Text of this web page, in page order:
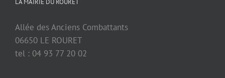
LA MAIRIE DU ROURET
Allée des Anciens Combattants
06650 LE ROURET
tel : 04 93 77 20 02